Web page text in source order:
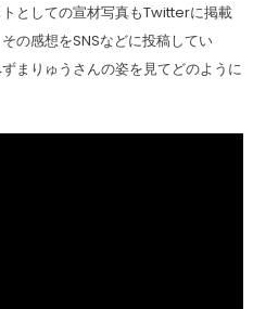
としての宣材写真もTwitterに掲載
の感想をSNSなどに投稿してい
まりゅうさんの姿を見てどのように